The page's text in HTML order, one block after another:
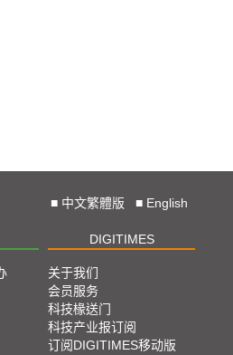
■ 中文繁體版 ■ English
DIGITIMES
关于我们
会员服务
科技椽送门
科技产业报订阅
订阅DIGITIMES移动版